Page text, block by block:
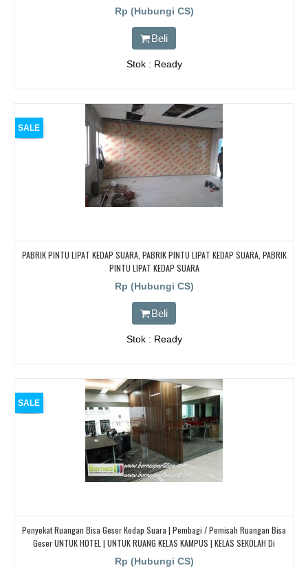
Rp (Hubungi CS)
Beli
Stok : Ready
SALE
PABRIK PINTU LIPAT KEDAP SUARA, PABRIK PINTU LIPAT KEDAP SUARA, PABRIK
PINTU LIPAT KEDAP SUARA
Rp (Hubungi CS)
Beli
Stok : Ready
SALE
Penyekat Ruangan Bisa Geser Kedap Suara | Pembagi / Pemisah Ruangan Bisa
Geser UNTUK HOTEL | UNTUK RUANG KELAS KAMPUS | KELAS SEKOLAH Di
BANDUNG, JAKARTA, BEKASI, TANGERANG
Rp (Hubungi CS)